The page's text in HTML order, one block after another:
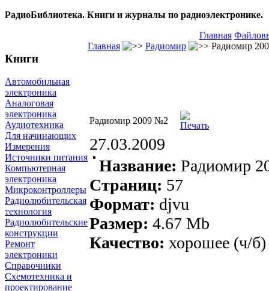
РадиоБиблиотека. Книги и журналы по радиоэлектронике.
Главная
Книги
Автомобильная
электроника
Аналоговая
электроника
Аудиотехника
Для начинающих
Измерения
Источники питания
Компьютерная
электроника
Микроконтроллеры
Радиолюбительская
технология
Радиолюбительские
конструкции
Ремонт
электроники
Справочники
Схемотехника и
проектирование
Главная Радиомир Радиомир
Радиомир 2009 №2
27.03.2009
Название: Радиомир
Страниц: 57
Формат: djvu
Размер: 4.67 Mb
Качество: хорошее (ч/б)